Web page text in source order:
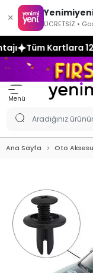
× ÜCRETSİZ •
Taksit Kapıda
Menü
Ana Sayfa Oto